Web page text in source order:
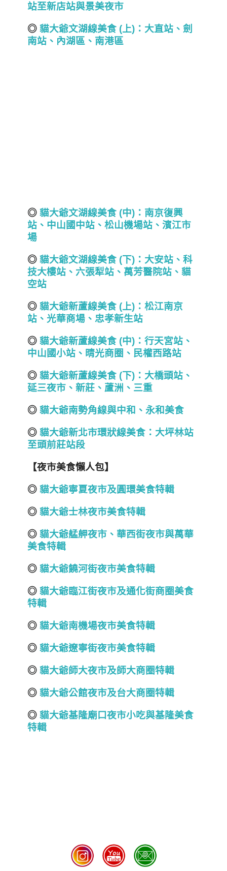
站至新店站與景美夜市
◎ 貓大爺文湖線美食 (上) ：大直站、劍
南站、內湖區、南港區
◎ 貓大爺文湖線美食 (中) ：南京復興
站、中山國中站、松山機場站 、 濱江市
場
◎ 貓大爺文湖線美食 (下) ：大安站、科
技大樓站、六張犁站、萬芳醫院站 、貓
空站
◎ 貓大爺新蘆線美食 (上) ：松江南京
站、光華商場、忠孝新生站
◎ 貓大爺新蘆線美食 (中) ：行天宮站、
中山國小站、晴光商圈 、民權西路站
◎ 貓大爺新蘆線美食 (下) ：大橋頭站、
延三夜市 、 新莊、蘆洲、三重
◎ 貓大爺南勢角線與中和、永和美食
◎ 貓大爺新北市環狀線美食：大坪林站
至頭前莊站段
【夜市美食懶人包】
◎ 貓大爺寧夏夜市及圓環美食特輯
◎ 貓大爺士林夜市美食特輯
◎ 貓大爺艋舺夜市、華西街夜市與萬華
美食特輯
◎ 貓大爺饒河街夜市美食特輯
◎ 貓大爺臨江街夜市及通化街商圈美食
特輯
◎ 貓大爺南機場夜市美食特輯
◎ 貓大爺遼寧街夜市美食特輯
◎ 貓大爺師大夜市及師大商圈特輯
◎ 貓大爺公館夜市及台大商圈特輯
◎ 貓大爺基隆廟口夜市小吃與基隆美食
特輯